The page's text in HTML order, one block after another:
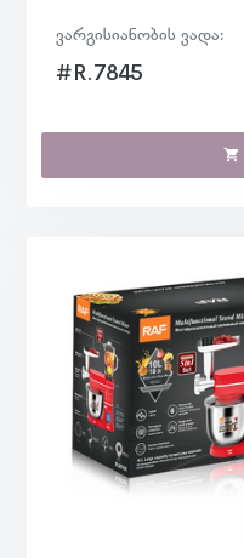
ვარგისიანობის ვადა:
#R.7845